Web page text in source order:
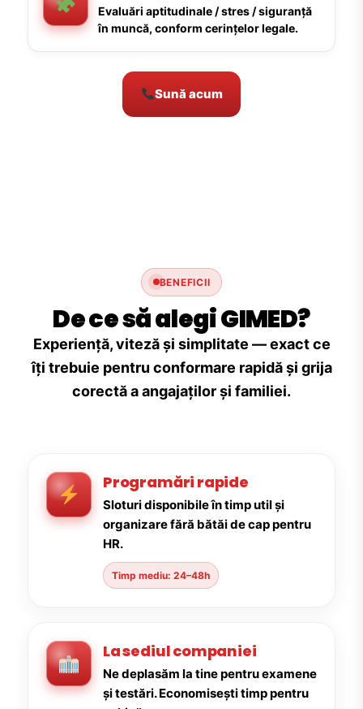
Evaluări aptitudinale / stres / siguranță
în muncă, conform cerințelor legale.
Sună acum
BENEFICII
De ce să alegi GIMED?
Experiență, viteză și simplitate — exact ce
îți trebuie pentru conformare rapidă și grija
corectă a angajaților și familiei.
Programări rapide
Sloturi disponibile în timp util și
organizare fără bătăi de cap pentru
HR.
Timp mediu: 24–48h
La sediul companiei
Ne deplasăm la tine pentru examene
și testări. Economisești timp pentru